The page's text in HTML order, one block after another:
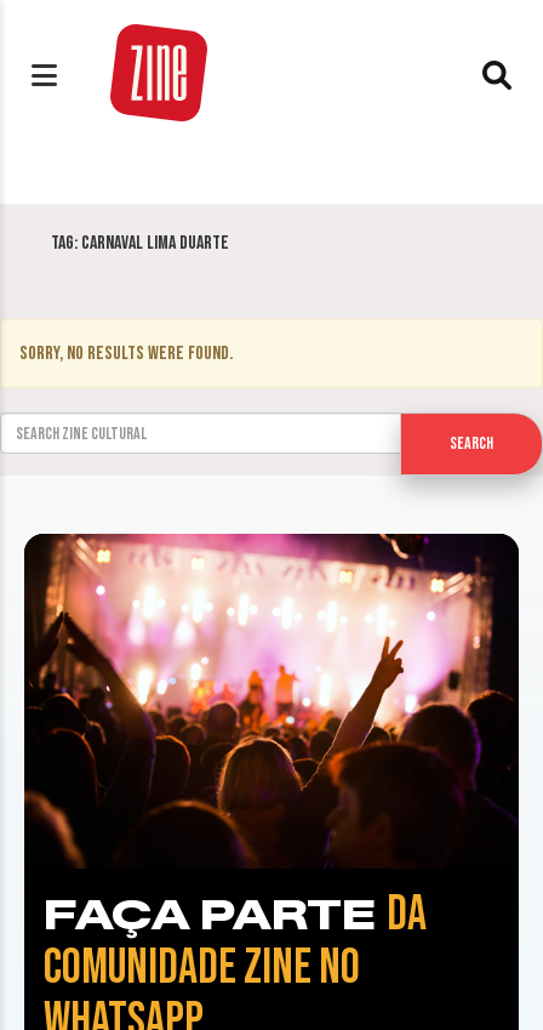
Tag: Carnaval Lima Duarte
Sorry, no results were found.
Search for:
Search
FAÇA PARTE DA
COMUNIDADE ZINE NO